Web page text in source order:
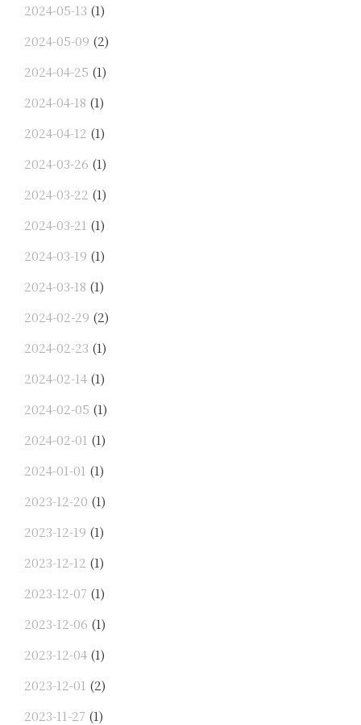
2024-05-13 (1)
2024-05-09 (2)
2024-04-25 (1)
2024-04-18 (1)
2024-04-12 (1)
2024-03-26 (1)
2024-03-22 (1)
2024-03-21 (1)
2024-03-19 (1)
2024-03-18 (1)
2024-02-29 (2)
2024-02-23 (1)
2024-02-14 (1)
2024-02-05 (1)
2024-02-01 (1)
2024-01-01 (1)
2023-12-20 (1)
2023-12-19 (1)
2023-12-12 (1)
2023-12-07 (1)
2023-12-06 (1)
2023-12-04 (1)
2023-12-01 (2)
2023-11-27 (1)